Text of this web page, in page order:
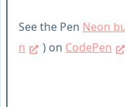
See the Pen Neon
n
) on CodePen